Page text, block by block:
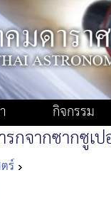
กิจกรรม
กจากซากซูเป
ร์